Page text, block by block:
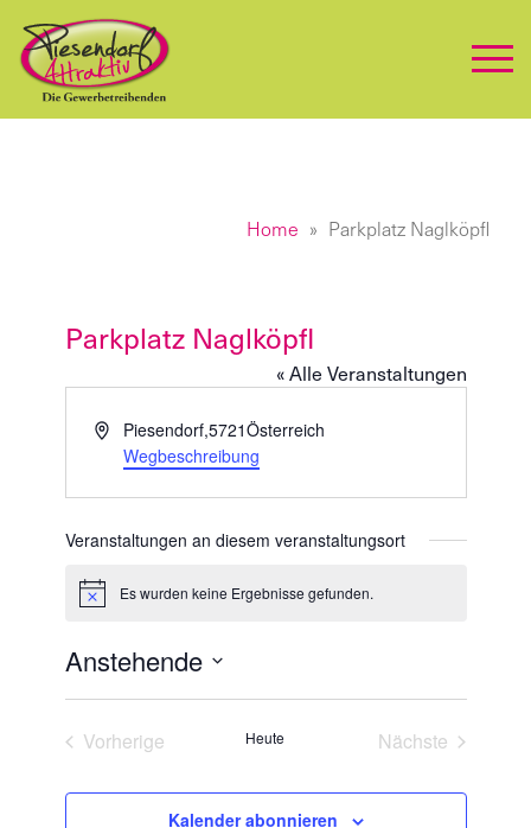
Home Parkplatz Naglköpfl
Parkplatz Naglköpfl
« Alle Veranstaltungen
AdressePiesendorf,5721Österreich
Wegbeschreibung
Veranstaltungen an diesem veranstaltungsort
HinweisEs wurden keine Ergebnisse gefunden.
Anstehende
Datum
Vorherige
Heute
Nächste
Kalender abonnieren